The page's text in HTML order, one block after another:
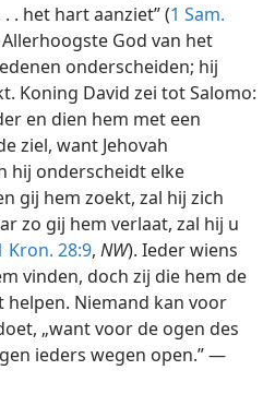
. het hart aanziet” (1 Sam.
God van het
onderscheiden; hij
Koning David zei tot Salomo:
en dien hem met een
ziel, want Jehovah
hij onderscheidt elke
gij hem zoekt, zal hij zich
zo gij hem verlaat, zal hij u
Kron. 28:9, NW). Ieder wiens
vinden, doch zij die hem de
Niemand kan voor
„want voor de ogen des
ieders wegen open.” —